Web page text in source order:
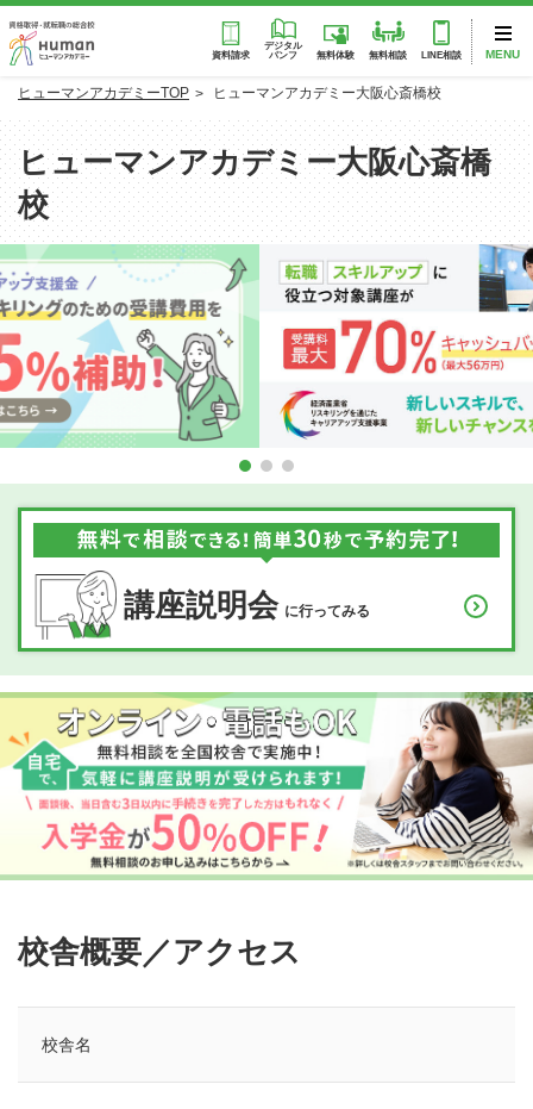
資料請求
デジタル
パンフ
無料体験 無料相談 LINE相談 MENU
ヒューマンアカデミーTOP ヒューマンアカデミー大阪心斎橋校
ヒューマンアカデミー大阪心斎橋
校
講座説明会 に行ってみる
校舎概要／アクセス
校舎名